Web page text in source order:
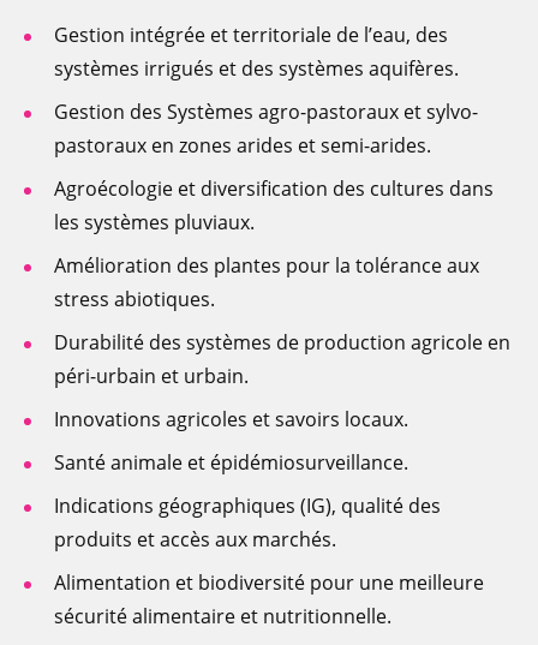
Gestion intégrée et territoriale de l’eau, des
systèmes irrigués et des systèmes aquifères.
Gestion des Systèmes agro-pastoraux et sylvo-
pastoraux en zones arides et semi-arides.
Agroécologie et diversification des cultures dans
les systèmes pluviaux.
Amélioration des plantes pour la tolérance aux
stress abiotiques.
Durabilité des systèmes de production agricole en
péri-urbain et urbain.
Innovations agricoles et savoirs locaux.
Santé animale et épidémiosurveillance.
Indications géographiques (IG), qualité des
produits et accès aux marchés.
Alimentation et biodiversité pour une meilleure
sécurité alimentaire et nutritionnelle.